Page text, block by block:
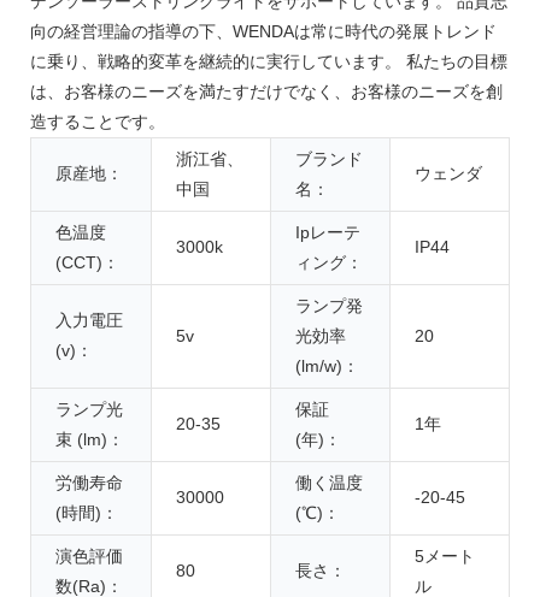
向の経営理論の指導の下、WENDAは常に時代の発展トレンド
に乗り、戦略的変革を継続的に実行しています。 私たちの目標
は、お客様のニーズを満たすだけでなく、お客様のニーズを創
造することです。
原産地：
浙江省、
中国
ブランド
名：
ウェンダ
色温度
(CCT)：
3000k
Ipレーテ
ィング：
IP44
入力電圧
(v)：
5v
ランプ発
光効率
(lm/w)：
20
ランプ光
束 (lm)：
20-35
保証
(年)：
1年
労働寿命
(時間)：
30000
働く温度
(℃)：
-20-45
演色評価
数(Ra)：
80 長さ：
5メート
ル